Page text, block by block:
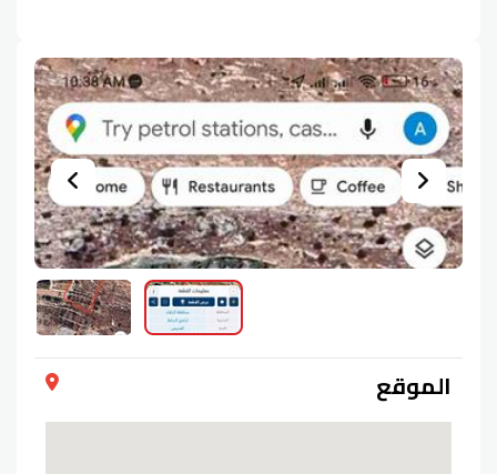
الموقع